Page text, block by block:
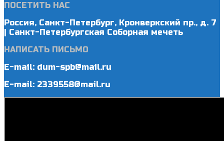
ПОСЕТИТЬ НАС
Россия, Санкт-Петербург, Кронверкский пр., д. 7
| Санкт-Петербургская Соборная мечеть
НАПИСАТЬ ПИСЬМО
E-mail: dum-spb@mail.ru
E-mail: 2339558@mail.ru